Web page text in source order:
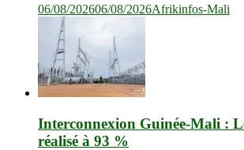
06/08/202606/08/2026Afrikinfos-Mali
Interconnexion Guinée-Mali :
réalisé à 93 %